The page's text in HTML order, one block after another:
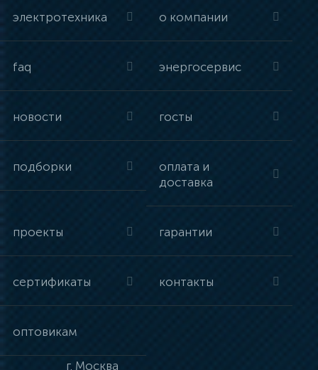
электротехника о компании
faq энергосервис
новости госты
подборки
оплата и
доставка
проекты гарантии
сертификаты контакты
оптовикам
г. Москва